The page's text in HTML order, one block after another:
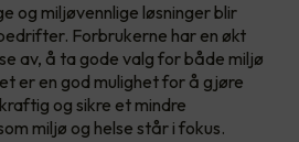
og miljøvennlige løsninger blir
Forbrukerne har en økt
av, å ta gode valg for både miljø
er en god mulighet for å gjøre
og sikre et mindre
miljø og helse står i fokus.